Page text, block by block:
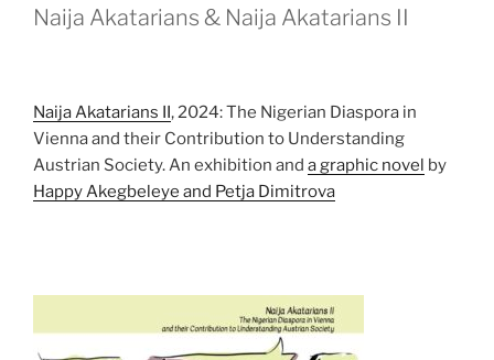
Naija Akatarians & Naija Akatarians II
Naija Akatarians II, 2024: The Nigerian Diaspora in
Vienna and their Contribution to Understanding
Austrian Society. An exhibition and a graphic novel by
Happy Akegbeleye and Petja Dimitrova